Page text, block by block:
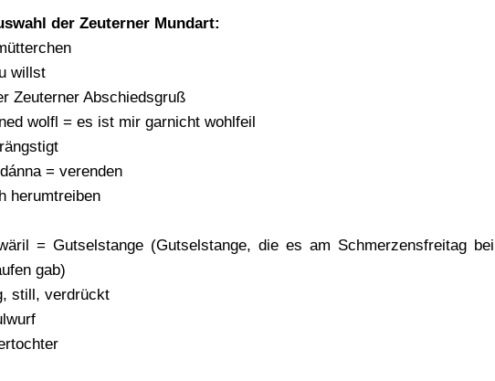
der Zeuterner Mundart:
willst
Zeuterner Abschiedsgruß
wolfl = es ist mir garnicht wohlfeil
= verenden
herumtreiben
= Gutselstange (Gutselstange, die es am Schmerzensfreitag bei
gab)
still, verdrückt